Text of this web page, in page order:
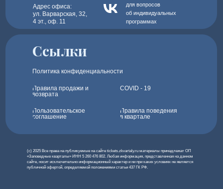
Ссылки
Политика конфиденциальности
Правила продажи и
возврата
Пользовательское
соглашение
COVID - 19
Правила поведения
в квартале
(c) 2025 Все права на публикуемые на сайте tickets.zkvartaly.ru материалы принадлежат ОП
«Заповедные кварталы» ИНН 5 260 476 802. Любая информация, представленная на данном
сайте, носит исключительно информационный характер и ни при каких условиях не является
публичной офертой, определяемой положениями статьи 437 ГК РФ.
Адрес офиса:
ул. Варварская, 32,
4 эт., оф. 11
для вопросов
об индивидуальных
программах